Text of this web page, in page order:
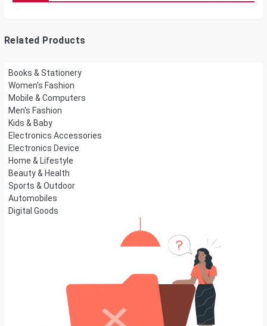
Related Products
Books & Stationery
Women's Fashion
Mobile & Computers
Men's Fashion
Kids & Baby
Electronics Accessories
Electronics Device
Home & Lifestyle
Beauty & Health
Sports & Outdoor
Automobiles
Digital Goods